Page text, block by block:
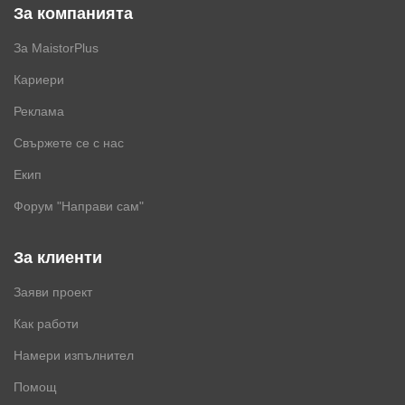
За компанията
За MaistorPlus
Кариери
Реклама
Свържете се с нас
Екип
Форум "Направи сам"
За клиенти
Заяви проект
Как работи
Намери изпълнител
Помощ